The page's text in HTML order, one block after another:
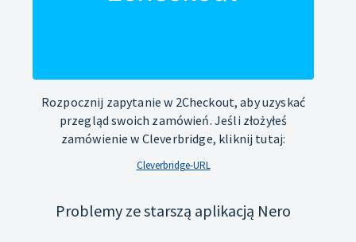
Rozpocznij zapytanie w 2Checkout, aby uzyskać
przegląd swoich zamówień. Jeśli złożyłeś
zamówienie w Cleverbridge, kliknij tutaj:
Cleverbridge-URL
Problemy ze starszą aplikacją Nero